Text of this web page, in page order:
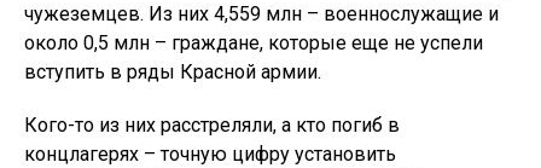
чужеземцев. Из них 4,559 млн – военнослужащие и
около 0,5 млн – граждане, которые еще не успели
вступить в ряды Красной армии.
Кого-то из них расстреляли, а кто погиб в
концлагерях – точную цифру установить